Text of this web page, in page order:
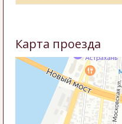
Карта проезда